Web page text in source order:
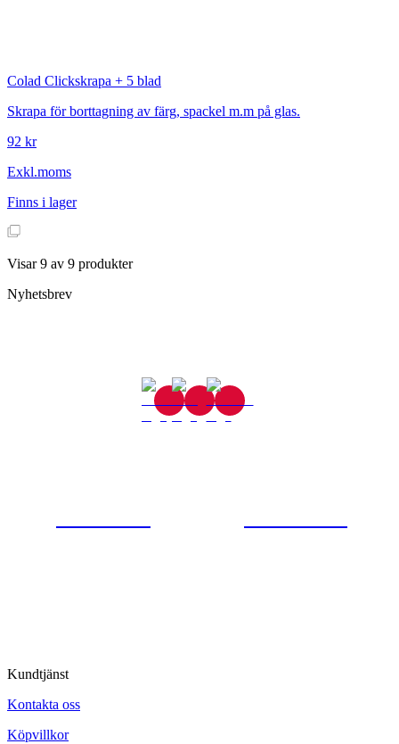
Colad Clickskrapa + 5 blad
Skrapa för borttagning av färg, spackel m.m på glas.
92 kr
Exkl.moms
Finns i lager
Visar9 av 9 produkter
Nyhetsbrev
Kundtjänst
Kontakta oss
Köpvillkor